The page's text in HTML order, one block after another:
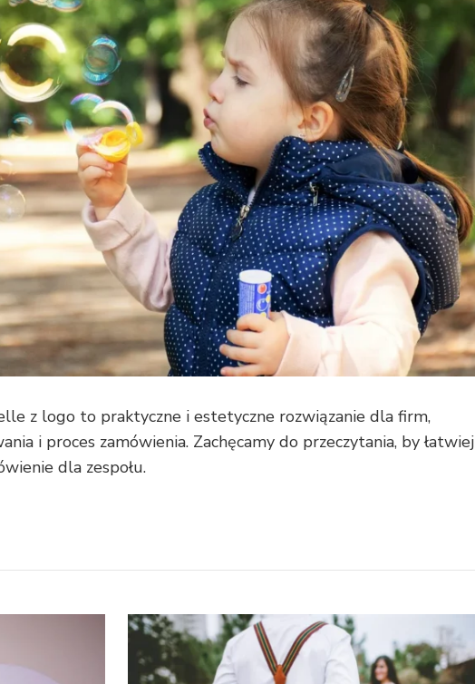
z logo to praktyczne i estetyczne rozwiązanie dla firm,
i proces zamówienia. Zachęcamy do przeczytania, by łatwiej
dla zespołu.